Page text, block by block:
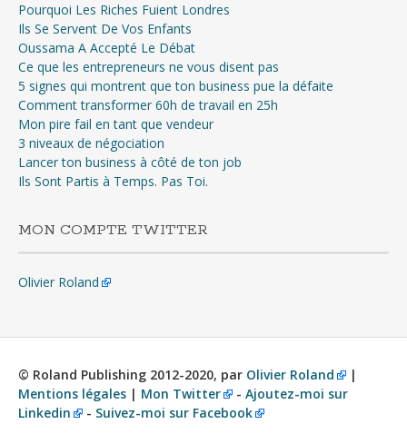
Pourquoi Les Riches Fuient Londres
Ils Se Servent De Vos Enfants
Oussama A Accepté Le Débat
Ce que les entrepreneurs ne vous disent pas
5 signes qui montrent que ton business pue la défaite
Comment transformer 60h de travail en 25h
Mon pire fail en tant que vendeur
3 niveaux de négociation
Lancer ton business à côté de ton job
Ils Sont Partis à Temps. Pas Toi.
MON COMPTE TWITTER
Olivier Roland
© Roland Publishing 2012-2020, par Olivier Roland
|
Mentions légales | Mon Twitter - Ajoutez-moi sur
Linkedin
- Suivez-moi sur Facebook